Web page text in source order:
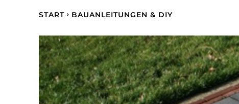
START BAUANLEITUNGEN & DIY